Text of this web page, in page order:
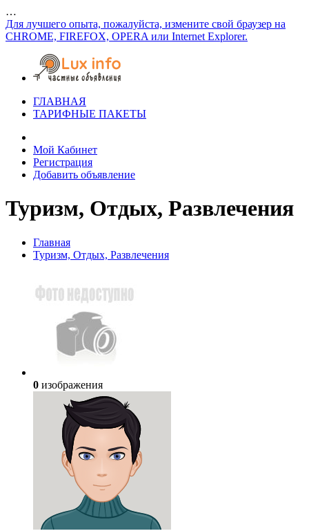
…
Для лучшего опыта, пожалуйста, измените свой браузер на
CHROME, FIREFOX, OPERA или Internet Explorer.
ГЛАВНАЯ
ТАРИФНЫЕ ПАКЕТЫ
Мой Кабинет
Регистрация
Добавить объявление
Туризм, Отдых, Развлечения
Главная
Туризм, Отдых, Развлечения
0 изображения